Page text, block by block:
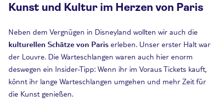
Kunst und Kultur im Herzen von Paris
Neben dem Vergnügen in Disneyland wollten wir auch die
kulturellen Schätze von Paris erleben. Unser erster Halt war
der Louvre. Die Warteschlangen waren auch hier enorm
deswegen ein Insider-Tipp: Wenn ihr im Voraus Tickets kauft,
könnt ihr lange Warteschlangen umgehen und mehr Zeit für
die Kunst genießen.